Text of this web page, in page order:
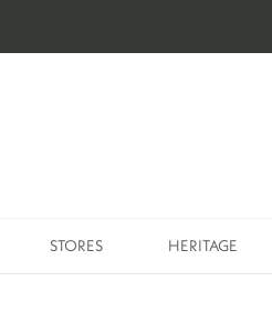
STORES
HERITAGE